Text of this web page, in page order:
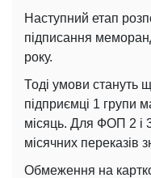
Наступний етап
підписання
року.
Тоді умови стануть
підприємці 1 групи
місяць. Для ФОП 2 і
місячних переказів
Обмеження на